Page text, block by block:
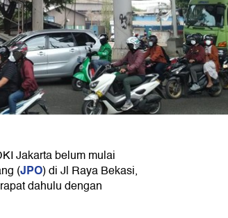
Jakarta belum mulai
(JPO) di Jl Raya Bekasi,
dahulu dengan